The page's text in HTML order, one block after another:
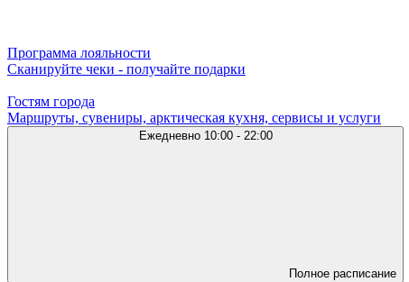
Программа лояльности
Сканируйте чеки - получайте подарки
Гостям города
Маршруты, сувениры, арктическая кухня, сервисы и услуги
Ежедневно 10:00 - 22:00
Полное расписание